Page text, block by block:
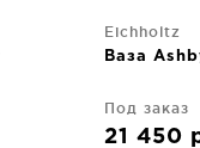
Eichholtz
Ваза
Под заказ
21 450